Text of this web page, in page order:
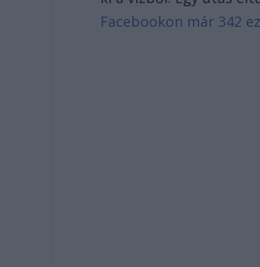
Facebookon már 342